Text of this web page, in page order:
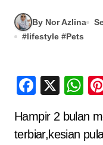
By Nor Azlina
#lifestyle #Pets
X
Hampir 2 bulan memelihara kucing. Kucing
terbiar,kesian